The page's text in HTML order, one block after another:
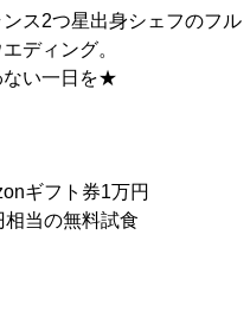
ス2つ星出身シェフのフル
ディング。
ない一日を★
ギフト券1万円
相当の無料試食